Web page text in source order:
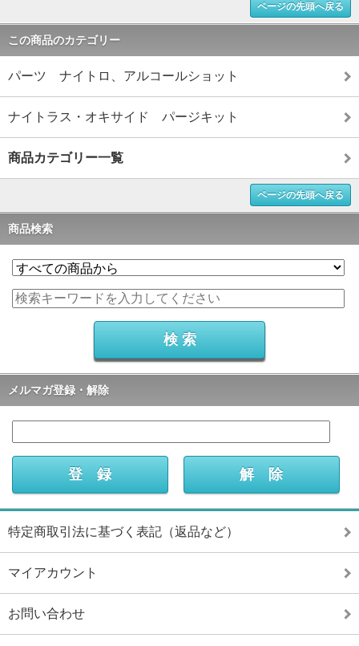
ページの先頭へ戻る
この商品のカテゴリー
パーツ ナイトロ、アルコールショット
ナイトラス・オキサイド パージキット
商品カテゴリー一覧
ページの先頭へ戻る
商品検索
メルマガ登録・解除
特定商取引法に基づく表記（返品など）
マイアカウント
お問い合わせ